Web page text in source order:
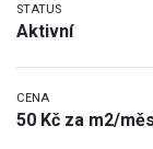
STATUS
Aktivní
CENA
50 Kč za m2/